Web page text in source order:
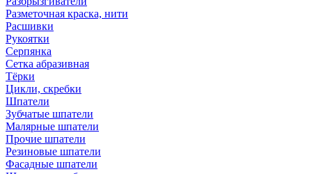
Разметочная краска, нити
Расшивки
Рукоятки
Серпянка
Сетка абразивная
Тёрки
Цикли, скребки
Шпатели
Зубчатые шпатели
Малярные шпатели
Прочие шпатели
Резиновые шпатели
Фасадные шпатели